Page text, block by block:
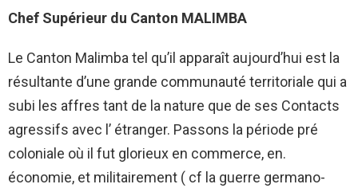
Chef Supérieur du Canton MALIMBA
Le Canton Malimba tel qu’il apparaît aujourd’hui est la
résultante d’une grande communauté territoriale qui a
subi les affres tant de la nature que de ses Contacts
agressifs avec l’ étranger. Passons la période pré
coloniale où il fut glorieux en commerce, en.
économie, et militairement ( cf la guerre germano-